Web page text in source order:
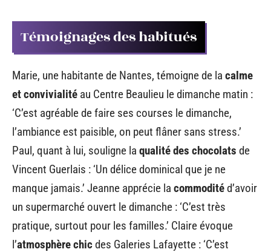
Témoignages des habitués
Marie, une habitante de Nantes, témoigne de la calme
et convivialité au Centre Beaulieu le dimanche matin :
‘C’est agréable de faire ses courses le dimanche,
l’ambiance est paisible, on peut flâner sans stress.’
Paul, quant à lui, souligne la qualité des chocolats de
Vincent Guerlais : ‘Un délice dominical que je ne
manque jamais.’ Jeanne apprécie la commoditéd’avoir
un supermarché ouvert le dimanche : ‘C’est très
pratique, surtout pour les familles.’ Claire évoque
l’atmosphère chicdes Galeries Lafayette : ‘C’est